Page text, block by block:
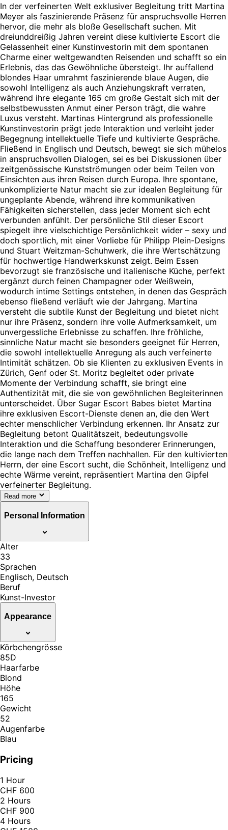
In der verfeinerten Welt exklusiver Begleitung tritt Martina
Meyer als faszinierende Präsenz für anspruchsvolle Herren
hervor, die mehr als bloße Gesellschaft suchen. Mit
dreiunddreißig Jahren vereint diese kultivierte Escort die
Gelassenheit einer Kunstinvestorin mit dem spontanen
Charme einer weltgewandten Reisenden und schafft so ein
Erlebnis, das das Gewöhnliche übersteigt. Ihr auffallend
blondes Haar umrahmt faszinierende blaue Augen, die
sowohl Intelligenz als auch Anziehungskraft verraten,
während ihre elegante 165 cm große Gestalt sich mit der
selbstbewussten Anmut einer Person trägt, die wahre
Luxus versteht. Martinas Hintergrund als professionelle
Kunstinvestorin prägt jede Interaktion und verleiht jeder
Begegnung intellektuelle Tiefe und kultivierte Gespräche.
Fließend in Englisch und Deutsch, bewegt sie sich mühelos
in anspruchsvollen Dialogen, sei es bei Diskussionen über
zeitgenössische Kunstströmungen oder beim Teilen von
Einsichten aus ihren Reisen durch Europa. Ihre spontane,
unkomplizierte Natur macht sie zur idealen Begleitung für
ungeplante Abende, während ihre kommunikativen
Fähigkeiten sicherstellen, dass jeder Moment sich echt
verbunden anfühlt. Der persönliche Stil dieser Escort
spiegelt ihre vielschichtige Persönlichkeit wider – sexy und
doch sportlich, mit einer Vorliebe für Philipp Plein-Designs
und Stuart Weitzman-Schuhwerk, die ihre Wertschätzung
für hochwertige Handwerkskunst zeigt. Beim Essen
bevorzugt sie französische und italienische Küche, perfekt
ergänzt durch feinen Champagner oder Weißwein,
wodurch intime Settings entstehen, in denen das Gespräch
ebenso fließend verläuft wie der Jahrgang. Martina
versteht die subtile Kunst der Begleitung und bietet nicht
nur ihre Präsenz, sondern ihre volle Aufmerksamkeit, um
unvergessliche Erlebnisse zu schaffen. Ihre fröhliche,
sinnliche Natur macht sie besonders geeignet für Herren,
die sowohl intellektuelle Anregung als auch verfeinerte
Intimität schätzen. Ob sie Klienten zu exklusiven Events in
Zürich, Genf oder St. Moritz begleitet oder private
Momente der Verbindung schafft, sie bringt eine
Authentizität mit, die sie von gewöhnlichen Begleiterinnen
unterscheidet. Über Sugar Escort Babes bietet Martina
ihre exklusiven Escort-Dienste denen an, die den Wert
echter menschlicher Verbindung erkennen. Ihr Ansatz zur
Begleitung betont Qualitätszeit, bedeutungsvolle
Interaktion und die Schaffung besonderer Erinnerungen,
die lange nach dem Treffen nachhallen. Für den kultivierten
Herrn, der eine Escort sucht, die Schönheit, Intelligenz und
echte Wärme vereint, repräsentiert Martina den Gipfel
verfeinerter Begleitung.
Read more
Personal Information
Alter
33
Sprachen
Englisch, Deutsch
Beruf
Kunst-Investor
Appearance
Körbchengrösse
85D
Haarfarbe
Blond
Höhe
165
Gewicht
52
Augenfarbe
Blau
Pricing
1 Hour
CHF 600
2 Hours
CHF 900
4 Hours